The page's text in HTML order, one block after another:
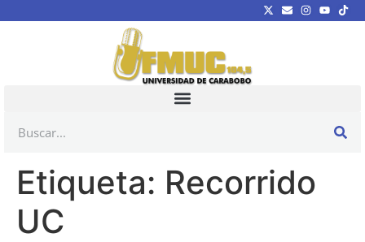
Etiqueta: Recorrido
UC